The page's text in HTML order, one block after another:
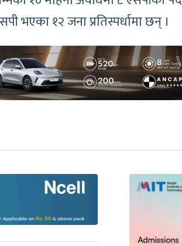
भएका १२ जना प्रतिस्पर्धामा छन् ।